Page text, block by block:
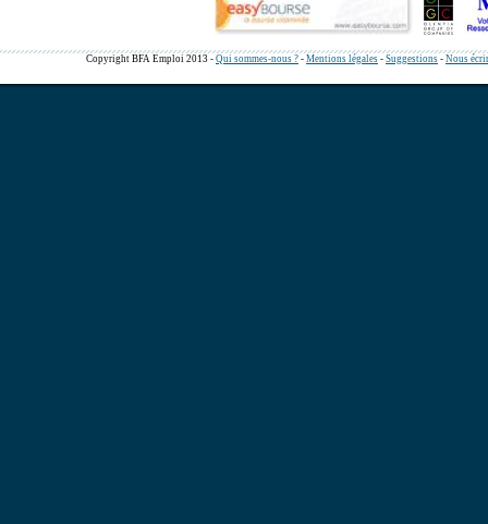
Copyright BFA Emploi 2013 - Qui sommes-nous ? - Mentions légales - Suggestions - Nous